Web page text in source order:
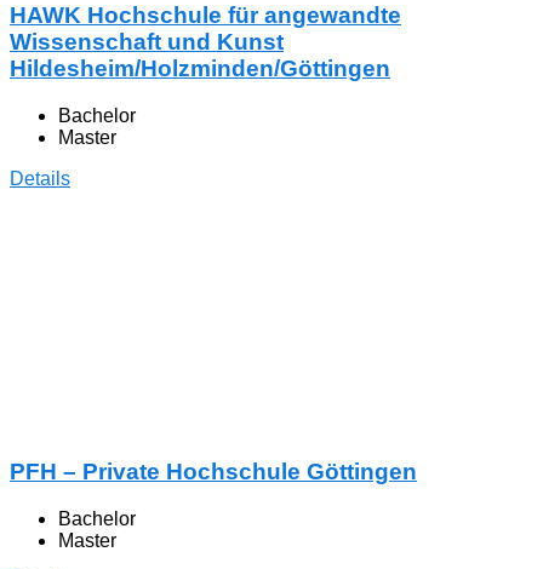
HAWK Hochschule für angewandte
Wissenschaft und Kunst
Hildesheim/Holzminden/Göttingen
Bachelor
Master
Details
PFH – Private Hochschule Göttingen
Bachelor
Master